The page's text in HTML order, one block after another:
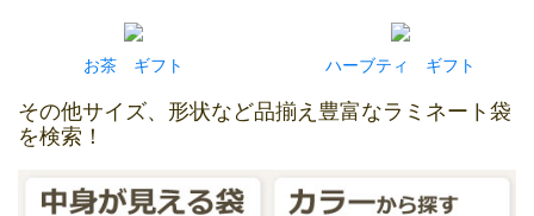
お茶 ギフト ハーブティ ギフト
その他サイズ、形状など品揃え豊富なラミネート袋
を検索！